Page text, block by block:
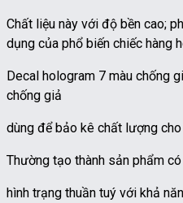
Chất liệu này với độ bền cao;
dụng của phổ biến chiếc hàng
Decal hologram 7 màu chống
chống giả
dùng để bảo kê chất lượng
Thường tạo thành sản phẩm
hình trạng thuần tuý với khả